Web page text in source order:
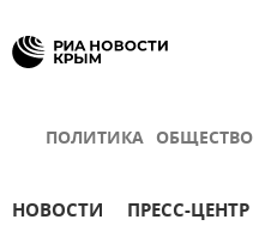
ПОЛИТИКА ОБЩЕСТВО
НОВОСТИ ПРЕСС-ЦЕНТР